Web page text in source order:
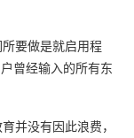
要做是就启用程
曾经输入的所有东
并没有因此浪费，